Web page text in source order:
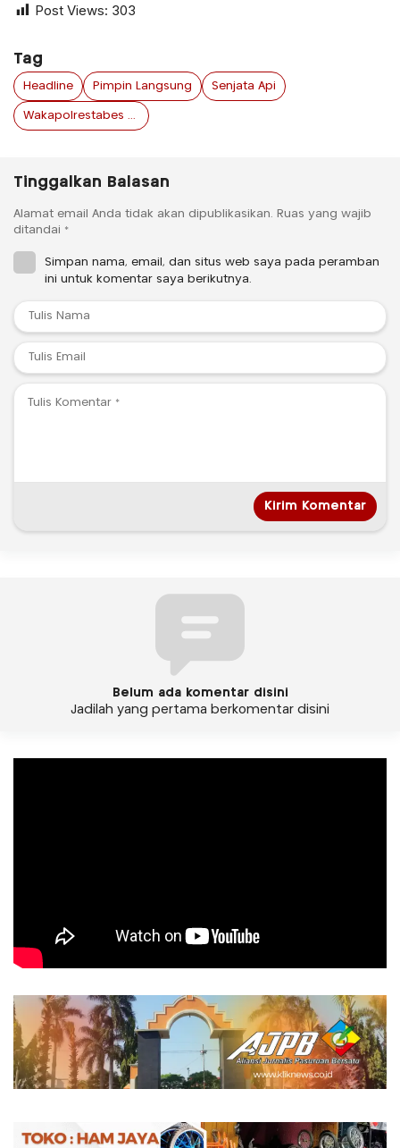
Post Views: 303
Tag
Headline Pimpin Langsung Senjata Api
Wakapolrestabes Surabaya
Tinggalkan Balasan
Alamat email Anda tidak akan dipublikasikan. Ruas yang wajib
ditandai *
Simpan nama, email, dan situs web saya pada peramban
ini untuk komentar saya berikutnya.
Belum ada komentar disini
Jadilah yang pertama berkomentar disini